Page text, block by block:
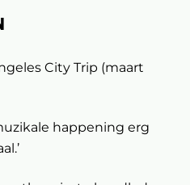
City Trip (maart
happening erg